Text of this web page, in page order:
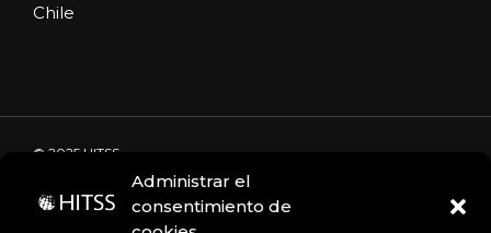
Administrar el
consentimiento de
Chile
© 2025 HITSS